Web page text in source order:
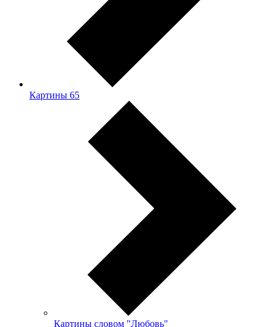
Картины 65
Картины словом "Любовь"